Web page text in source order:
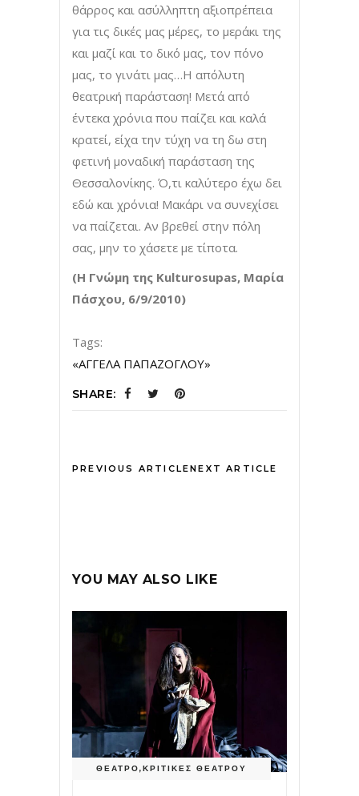
θάρρος και ασύλληπτη αξιοπρέπεια
για τις δικές μας μέρες, το μεράκι της
και μαζί και το δικό μας, τον πόνο
μας, το γινάτι μας…Η απόλυτη
θεατρική παράσταση! Μετά από
έντεκα χρόνια που παίζει και καλά
κρατεί, είχα την τύχη να τη δω στη
φετινή μοναδική παράσταση της
Θεσσαλονίκης. Ό,τι καλύτερο έχω δει
εδώ και χρόνια! Μακάρι να συνεχίσει
να παίζεται. Αν βρεθεί στην πόλη
σας, μην το χάσετε με τίποτα.
(Η Γνώμη της Kulturosupas, Μαρία
Πάσχου, 6/9/2010)
Tags:
«ΑΓΓΕΛΑ ΠΑΠΑΖΟΓΛΟΥ»
SHARE:
PREVIOUS ARTICLENEXT ARTICLE
YOU MAY ALSO LIKE
ΘΕΑΤΡΟ,ΚΡΙΤΙΚΕΣ ΘΕΑΤΡΟΥ